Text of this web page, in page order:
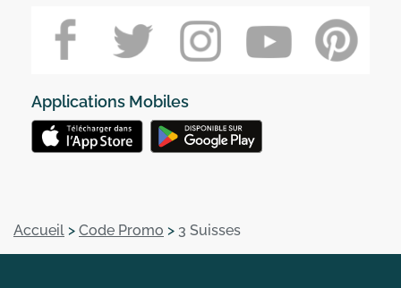
Applications Mobiles
Accueil > Code Promo > 3 Suisses